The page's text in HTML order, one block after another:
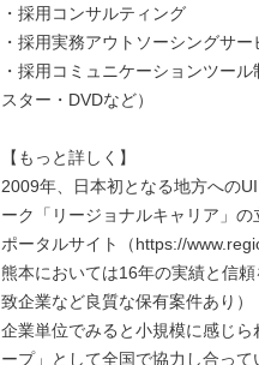
・採用コンサルティング
・採用実務アウトソーシングサー
・採用コミュニケーションツー
スター・DVDなど）
【もっと詳しく】
2009年、日本初となる地方への
ーク「リージョナルキャリア」
ポータルサイト（https://
熊本においては16年の実績と信
致企業など良質な保有案件あり）
企業単位でみると小規模に感じ
ープ」として全国で協力し合って